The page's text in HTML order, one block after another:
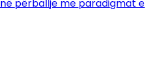
përballje me paradigmat e